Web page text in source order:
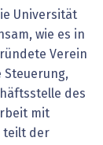
Universität
wie es in
Verein
Steuerung,
des
mit
teilt der